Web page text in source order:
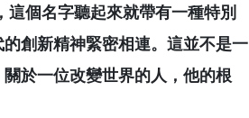
這個名字聽起來就帶有一種特別
創新精神緊密相連。這並不是一
於一位改變世界的人，他的根